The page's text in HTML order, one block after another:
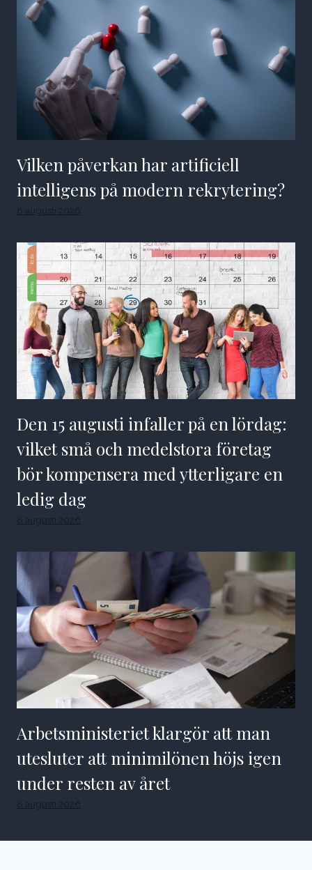
Vilken påverkan har artificiell
intelligens på modern rekrytering?
8 augusti 2026
Den 15 augusti infaller på en lördag:
vilket små och medelstora företag
bör kompensera med ytterligare en
ledig dag
8 augusti 2026
Arbetsministeriet klargör att man
utesluter att minimilönen höjs igen
under resten av året
8 augusti 2026